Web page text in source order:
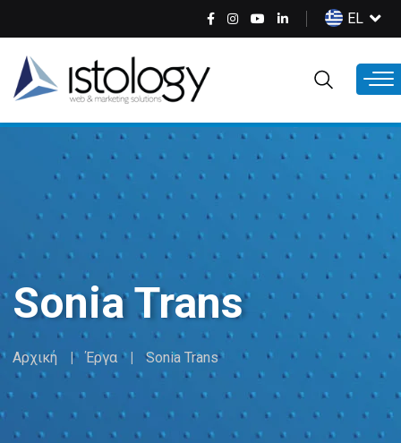
κυρίως
περιεχόμενο
Select
your
EL
Sonia Trans
Αρχική Έργα Sonia Trans